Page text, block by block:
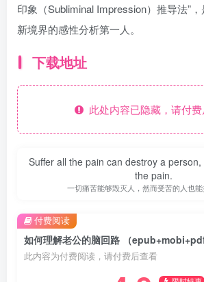
印象（Subliminal Impression）推导法”
新境界的感性分析第一人。
下载地址
此处内容已隐藏，请付费
Suffer all the pain can destroy a
the pain.
一切痛苦能够毁灭人，然而受苦的人也
如何理解老公的脑回路 （epub+mobi+pdf
此内容为付费阅读，请付费后查看
付费阅读